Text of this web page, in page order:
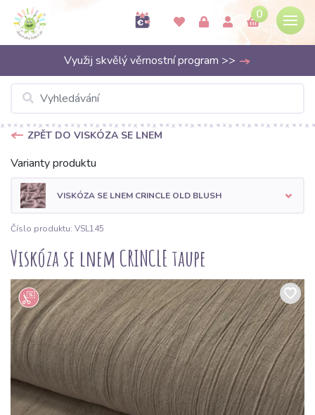
0
Využij skvělý věrnostní program >>
ZPĚT DO VISKÓZA SE LNEM
Varianty produktu
VISKÓZA SE LNEM CRINCLE OLD BLUSH
Číslo produktu: VSL145
Viskóza se lnem CRINCLE taupe